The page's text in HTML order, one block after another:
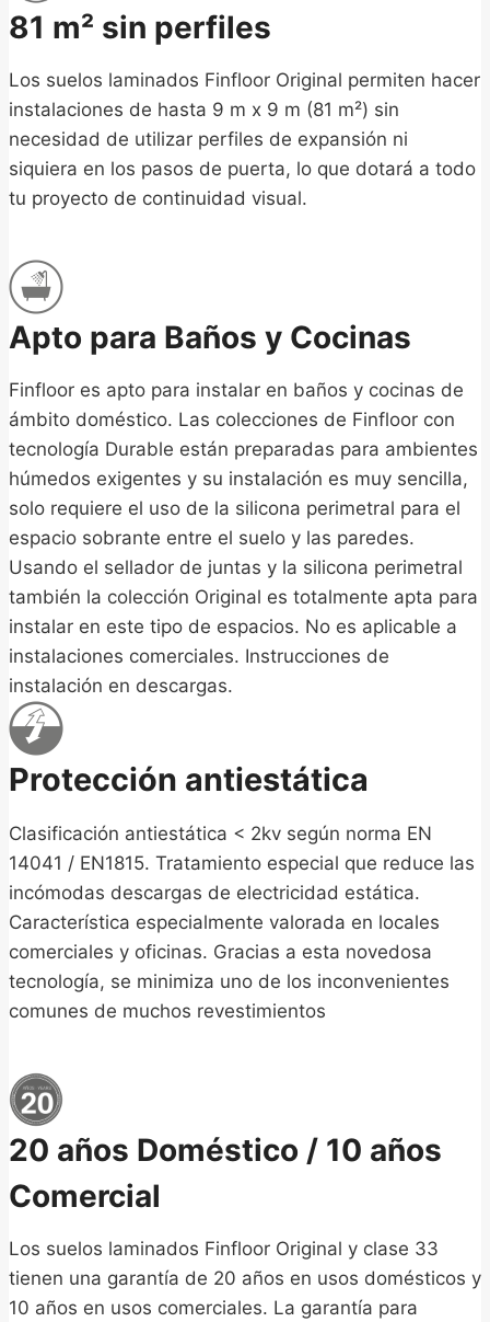
81 m² sin perfiles
Los suelos laminados Finfloor Original permiten hacer
instalaciones de hasta 9 m x 9 m (81 m²) sin
necesidad de utilizar perfiles de expansión ni
siquiera en los pasos de puerta, lo que dotará a todo
tu proyecto de continuidad visual.
Apto para Baños y Cocinas
Finfloor es apto para instalar en baños y cocinas de
ámbito doméstico. Las colecciones de Finfloor con
tecnología Durable están preparadas para ambientes
húmedos exigentes y su instalación es muy sencilla,
solo requiere el uso de la silicona perimetral para el
espacio sobrante entre el suelo y las paredes.
Usando el sellador de juntas y la silicona perimetral
también la colección Original es totalmente apta para
instalar en este tipo de espacios. No es aplicable a
instalaciones comerciales. Instrucciones de
instalación en descargas.
Protección antiestática
Clasificación antiestática < 2kv según norma EN
14041 / EN1815. Tratamiento especial que reduce las
incómodas descargas de electricidad estática.
Característica especialmente valorada en locales
comerciales y oficinas. Gracias a esta novedosa
tecnología, se minimiza uno de los inconvenientes
comunes de muchos revestimientos
20 años Doméstico / 10 años
Comercial
Los suelos laminados Finfloor Original y clase 33
tienen una garantía de 20 años en usos domésticos y
10 años en usos comerciales. La garantía para